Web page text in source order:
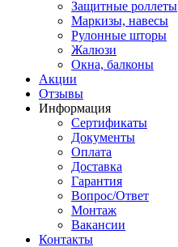
Защитные роллеты
Маркизы, навесы
Рулонные шторы
Жалюзи
Окна, балконы
Акции
Отзывы
Информация
Сертификаты
Документы
Оплата
Доставка
Гарантия
Вопрос/Ответ
Монтаж
Вакансии
Контакты